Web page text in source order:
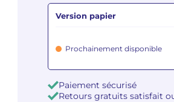
Version papier
Prochainement disponible
Paiement sécurisé
Retours gratuits satisfait